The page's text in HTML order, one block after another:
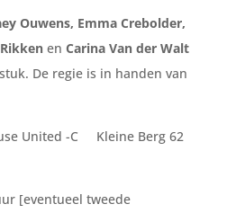
Ouwens, Emma Crebolder,
en Carina Van der Walt
De regie is in handen van
-C Kleine Berg 62
tweede